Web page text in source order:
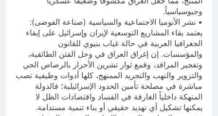
وجيوسياسياً.
• نشر الأنوميا الاجتماعية والسياسية (صناعة الفوضى):
يعتمد بقاء المشاريع التوسعية لإيران وإسرائيل على إبقاء
الجغرافيا العربية في حالة غياب بنيوي للقانون
والمؤسسات. إن إغراق العراق في وحل الفتن الطائفية،
وتفجير المراقد، وقمع ثوار تشرين الأحرار بالرصاص الحي
والتزوير والنهب والتجريد الممنهج، كلها أدوات وظيفية تصب
مباشرة في مصلحة تأمين الحدود الإسرائيلية؛ فالدولة
المنهكة داخلياً الغارقة في الفساد واقتصادات الظل لا
يمكنها تشكيل أي تهديد حقيقي أو بناء تنمية مستدامة.